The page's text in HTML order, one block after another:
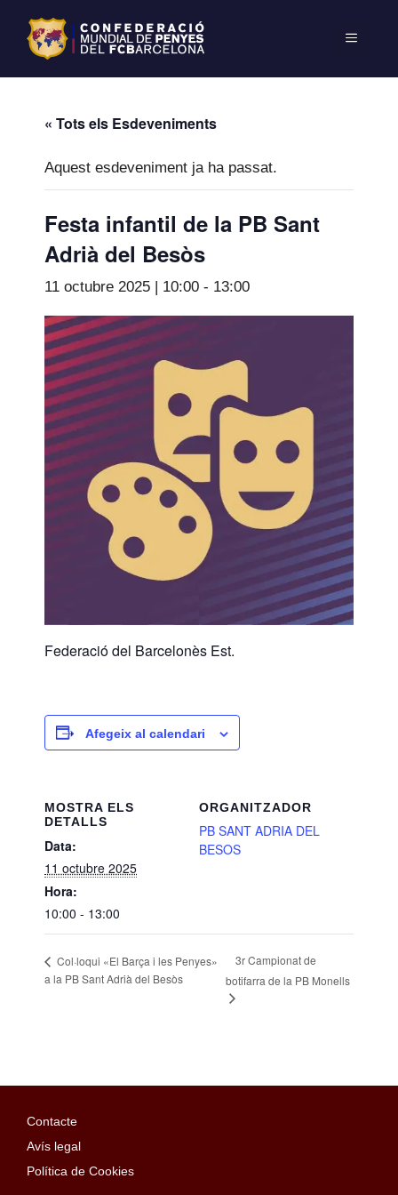
« Tots els Esdeveniments
Aquest esdeveniment ja ha passat.
Festa infantil de la PB Sant
Adrià del Besòs
11 octubre 2025 | 10:00 - 13:00
Federació del Barcelonès Est.
Afegeix al calendari
MOSTRA ELS
DETALLS
Data:
11 octubre 2025
Hora:
10:00 - 13:00
ORGANITZADOR
PB SANT ADRIA DEL
BESOS
Col·loqui «El Barça i les Penyes»
a la PB Sant Adrià del Besòs
3r Campionat de
botifarra de la PB Monells
Contacte
Avís legal
Política de Cookies